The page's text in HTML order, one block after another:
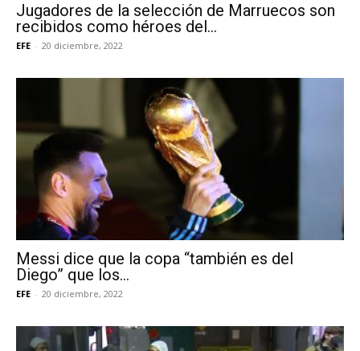
Jugadores de la selección de Marruecos son
recibidos como héroes del...
EFE - 20 diciembre, 2022
Messi dice que la copa “también es del
Diego” que los...
EFE - 20 diciembre, 2022